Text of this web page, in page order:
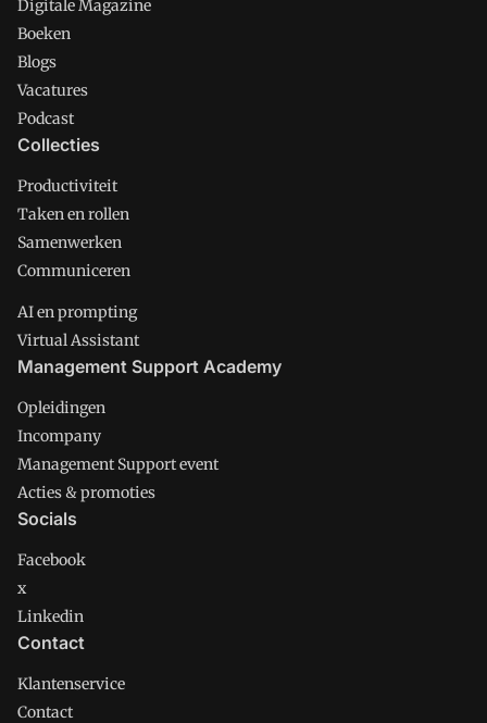
Digitale Magazine
Boeken
Blogs
Vacatures
Podcast
Collecties
Productiviteit
Taken en rollen
Samenwerken
Communiceren
AI en prompting
Virtual Assistant
Management Support Academy
Opleidingen
Incompany
Management Support event
Acties & promoties
Socials
Facebook
x
Linkedin
Contact
Klantenservice
Contact